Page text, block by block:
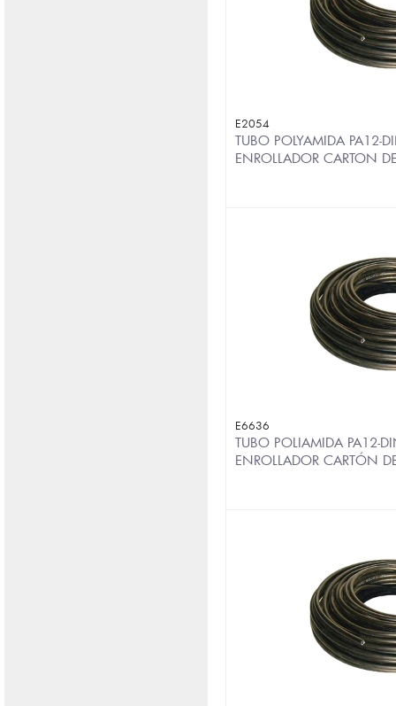
E2054
TUBO POLYAMIDA PA12-
ENROLLADOR CARTON
E6636
TUBO POLIAMIDA PA12-
ENROLLADOR CARTÓN